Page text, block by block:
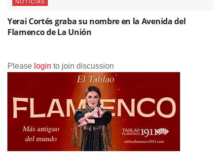
NOTICIAS
Yerai Cortés graba su nombre en la Avenida del
Flamenco de La Unión
Please login to join discussion